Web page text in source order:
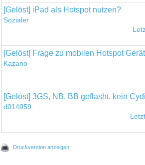
[Gelöst] iPad als Hotspot nutzen?
Sozialer
[Gelöst] Frage zu mobilen Hotspot
Kazano
[Gelöst] 3GS, NB, BB geflasht, kein
d014059
Druckversion anzeigen